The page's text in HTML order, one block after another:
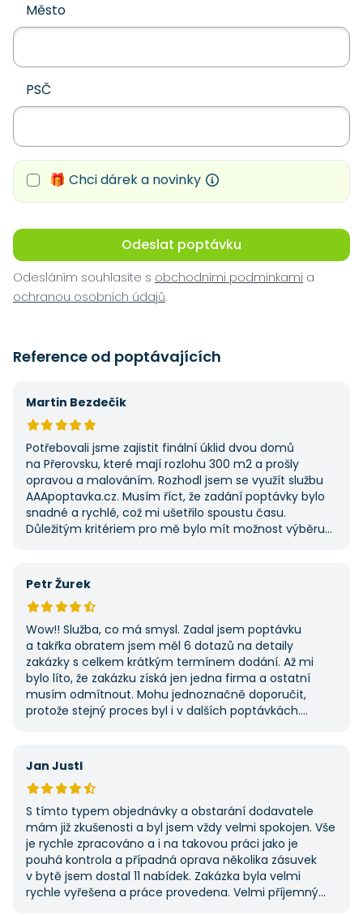
Město
PSČ
🎁 Chci dárek a novinky
Odeslat poptávku
Odesláním souhlasíte s obchodními podmínkami a
ochranou osobních údajů.
Reference od poptávajících
Martin Bezdečík
Potřebovali jsme zajistit finální úklid dvou domů
na Přerovsku, které mají rozlohu 300 m2 a prošly
opravou a malováním. Rozhodl jsem se využít službu
AAApoptavka.cz. Musím říct, že zadání poptávky bylo
snadné a rychlé, což mi ušetřilo spoustu času.
Důležitým kritériem pro mě bylo mít možnost výběru
první, ale se službou jsem byl spokojený, protože mi
a příště jejich službu využiji znovu.
Petr Žurek
Wow!! Služba, co má smysl. Zadal jsem poptávku
a takřka obratem jsem měl 6 dotazů na detaily
zakázky s celkem krátkým termínem dodání. Až mi
bylo líto, že zakázku získá jen jedna firma a ostatní
musím odmítnout. Mohu jednoznačně doporučit,
protože stejný proces byl i v dalších poptávkách.
Jan Justl
S tímto typem objednávky a obstarání dodavatele
mám již zkušenosti a byl jsem vždy velmi spokojen. Vše
je rychle zpracováno a i na takovou práci jako je
pouhá kontrola a případná oprava několika zásuvek
v bytě jsem dostal 11 nabídek. Zakázka byla velmi
rychle vyřešena a práce provedena. Velmi příjemný